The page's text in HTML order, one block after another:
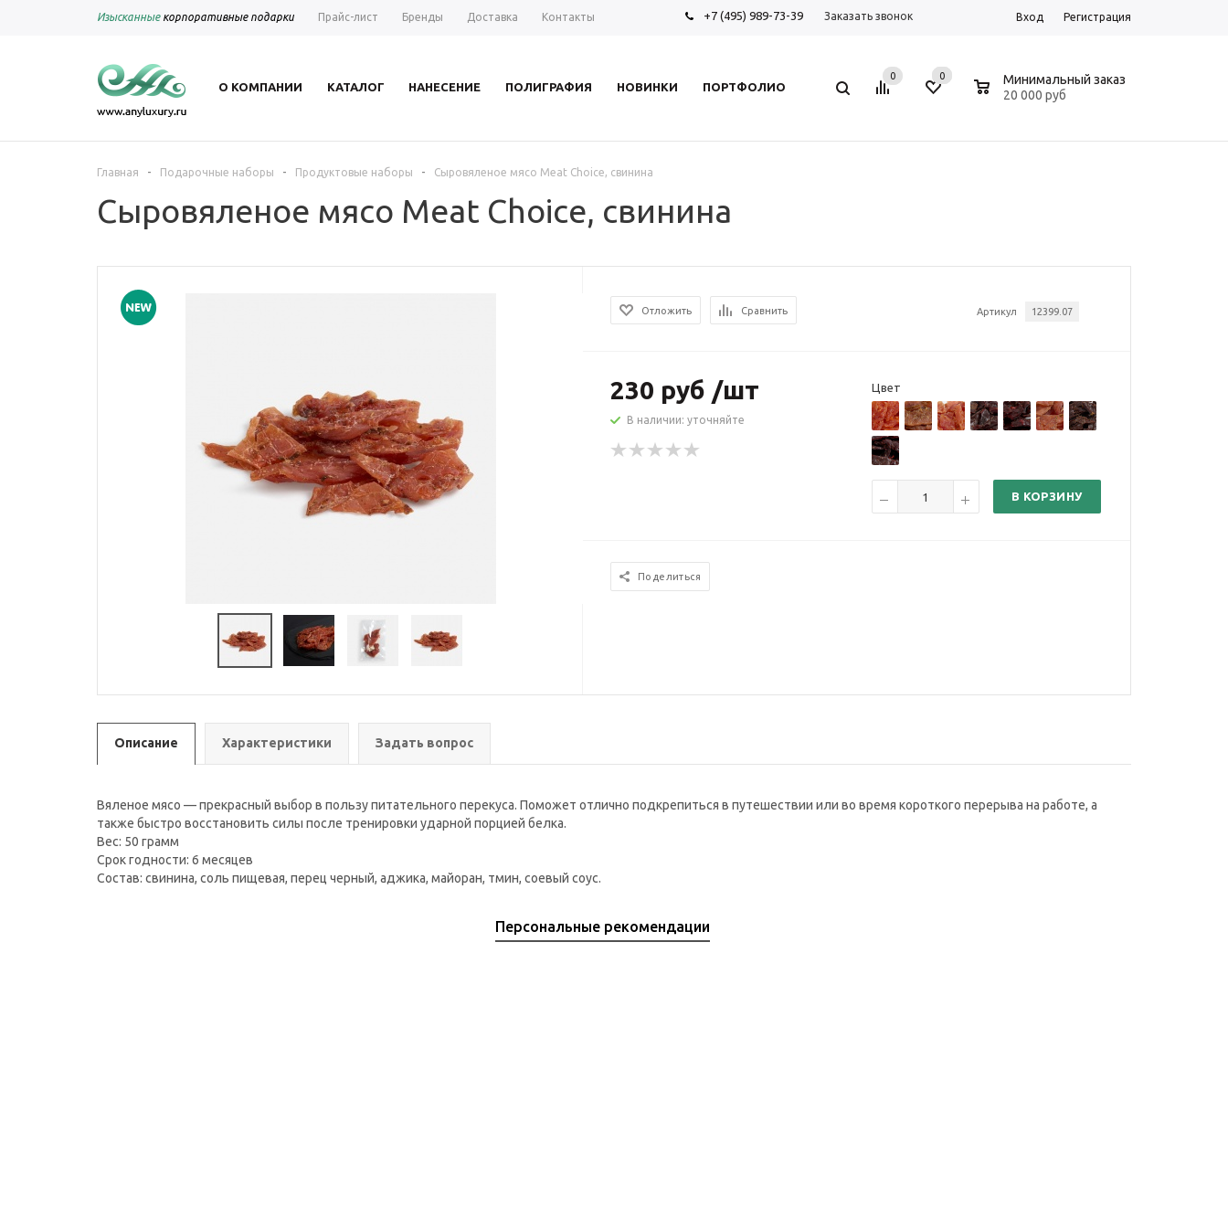
Изысканныекорпоративные подарки Прайс-лист Бренды Доставка Контакты +7 (495) 989-73-39 Заказать звонок Вход Регистрация
О КОМПАНИИ КАТАЛОГ НАНЕСЕНИЕ ПОЛИГРАФИЯ НОВИНКИ ПОРТФОЛИО
0 0
Минимальный заказ
20 000 руб
Главная - Подарочные наборы - Продуктовые наборы - Сыровяленое мясо Meat Choice, свинина
Сыровяленое мясо Meat Choice, свинина
Артикул 12399.07
Отложить Сравнить
230 руб /шт
В наличии: уточняйте
Цвет
В КОРЗИНУ
Поделиться
Описание Характеристики Задать вопрос
Вяленое мясо — прекрасный выбор в пользу питательного перекуса. Поможет отлично подкрепиться в путешествии или во время короткого перерыва на работе, а
также быстро восстановить силы после тренировки ударной порцией белка.
Вес: 50 грамм
Срок годности: 6 месяцев
Состав: свинина, соль пищевая, перец черный, аджика, майоран, тмин, соевый соус.
Персональные рекомендации